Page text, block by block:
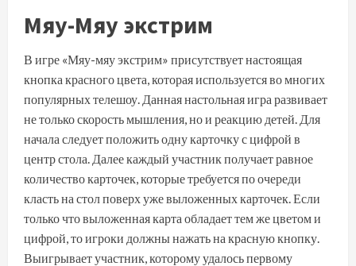
Мяу-Мяу экстрим
В игре «Мяу-мяу экстрим» присутствует настоящая
кнопка красного цвета, которая используется во многих
популярных телешоу. Данная настольная игра развивает
не только скорость мышления, но и реакцию детей. Для
начала следует положить одну карточку с цифрой в
центр стола. Далее каждый участник получает равное
количество карточек, которые требуется по очереди
класть на стол поверх уже выложенных карточек. Если
только что выложенная карта обладает тем же цветом и
цифрой, то игроки должны нажать на красную кнопку.
Выигрывает участник, которому удалось первому